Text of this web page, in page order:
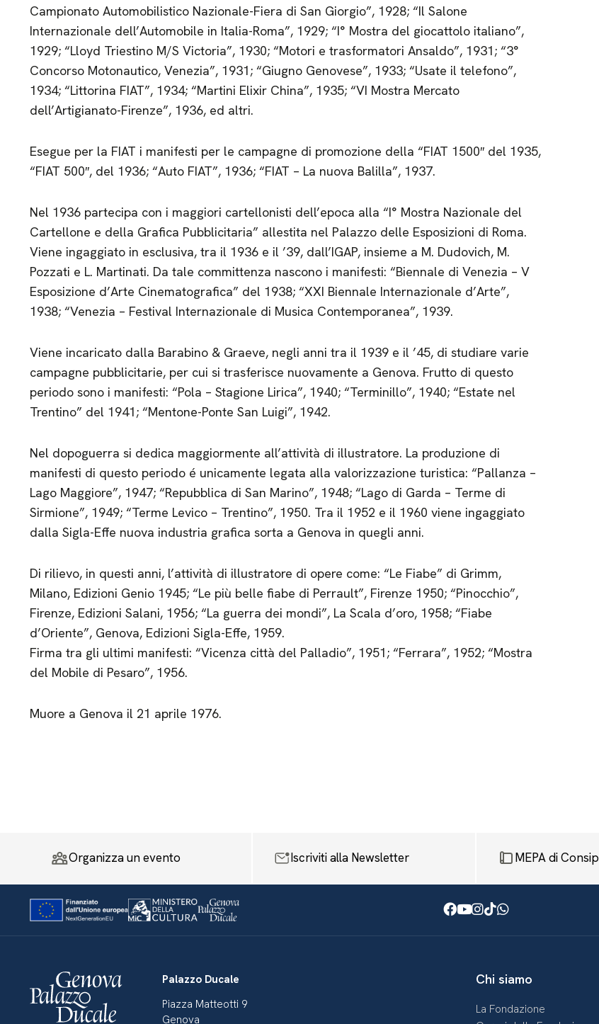
Campionato Automobilistico Nazionale-Fiera di San Giorgio”, 1928; “Il Salone
Internazionale dell’Automobile in Italia-Roma”, 1929; “I° Mostra del giocattolo italiano”,
1929; “Lloyd Triestino M/S Victoria”, 1930; “Motori e trasformatori Ansaldo”, 1931; “3°
Concorso Motonautico, Venezia”, 1931; “Giugno Genovese”, 1933; “Usate il telefono”,
1934; “Littorina FIAT”, 1934; “Martini Elixir China”, 1935; “VI Mostra Mercato
dell’Artigianato-Firenze”, 1936, ed altri.
Esegue per la FIAT i manifesti per le campagne di promozione della “FIAT 1500″ del 1935,
“FIAT 500″, del 1936; “Auto FIAT”, 1936; “FIAT – La nuova Balilla”, 1937.
Nel 1936 partecipa con i maggiori cartellonisti dell’epoca alla “I° Mostra Nazionale del
Cartellone e della Grafica Pubblicitaria” allestita nel Palazzo delle Esposizioni di Roma.
Viene ingaggiato in esclusiva, tra il 1936 e il ’39, dall’IGAP, insieme a M. Dudovich, M.
Pozzati e L. Martinati. Da tale committenza nascono i manifesti: “Biennale di Venezia – V
Esposizione d’Arte Cinematografica” del 1938; “XXI Biennale Internazionale d’Arte”,
1938; “Venezia – Festival Internazionale di Musica Contemporanea”, 1939.
Viene incaricato dalla Barabino & Graeve, negli anni tra il 1939 e il ’45, di studiare varie
campagne pubblicitarie, per cui si trasferisce nuovamente a Genova. Frutto di questo
periodo sono i manifesti: “Pola – Stagione Lirica”, 1940; “Terminillo”, 1940; “Estate nel
Trentino” del 1941; “Mentone-Ponte San Luigi”, 1942.
Nel dopoguerra si dedica maggiormente all’attività di illustratore. La produzione di
manifesti di questo periodo é unicamente legata alla valorizzazione turistica: “Pallanza –
Lago Maggiore”, 1947; “Repubblica di San Marino”, 1948; “Lago di Garda – Terme di
Sirmione”, 1949; “Terme Levico – Trentino”, 1950. Tra il 1952 e il 1960 viene ingaggiato
dalla Sigla-Effe nuova industria grafica sorta a Genova in quegli anni.
Di rilievo, in questi anni, l’attività di illustratore di opere come: “Le Fiabe” di Grimm,
Milano, Edizioni Genio 1945; “Le più belle fiabe di Perrault”, Firenze 1950; “Pinocchio”,
Firenze, Edizioni Salani, 1956; “La guerra dei mondi”, La Scala d’oro, 1958; “Fiabe
d’Oriente”, Genova, Edizioni Sigla-Effe, 1959.
Firma tra gli ultimi manifesti: “Vicenza città del Palladio”, 1951; “Ferrara”, 1952; “Mostra
del Mobile di Pesaro”, 1956.
Muore a Genova il 21 aprile 1976.
Organizza un evento Iscriviti alla Newsletter MEPA di Consip
Facebook
Youtube
Instagram
TikTok
WhatsApp
Palazzo Ducale
Piazza Matteotti 9
Genova
Chi siamo
La Fondazione